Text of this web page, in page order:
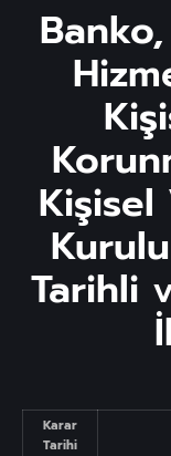
Tarihli
Karar
Tarihi